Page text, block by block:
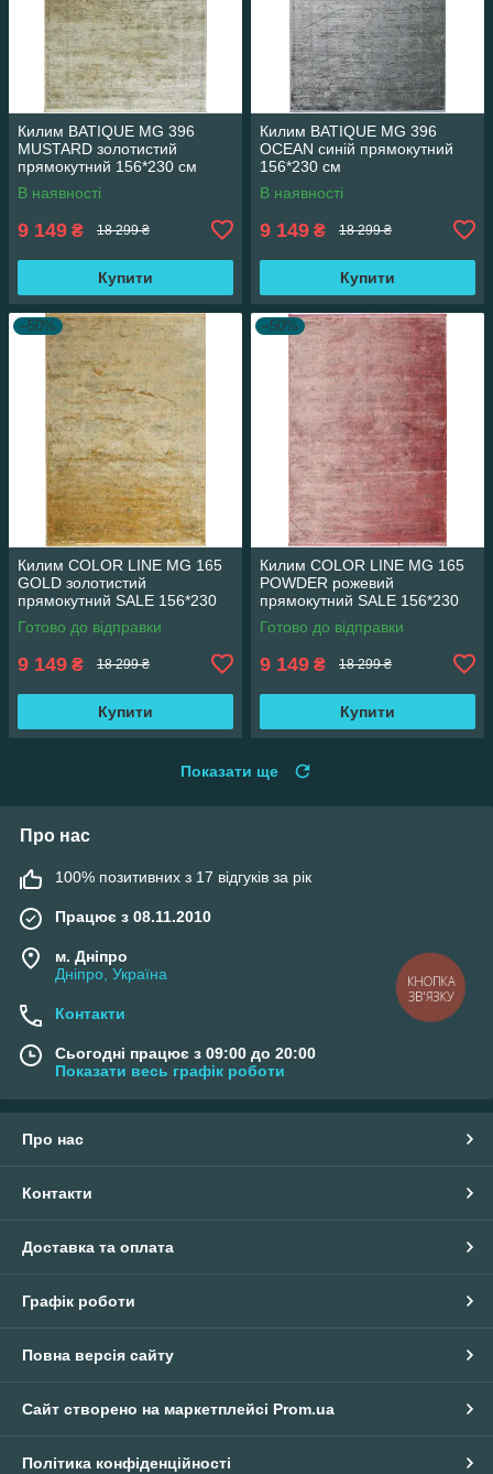
Килим BATIQUE MG 396
MUSTARD золотистий
прямокутний 156*230 см
В наявності
9 149 ₴ 18 299 ₴
Купити
Килим BATIQUE MG 396
OCEAN синій прямокутний
156*230 см
В наявності
9 149 ₴ 18 299 ₴
Купити
–50%
Килим COLOR LINE MG 165
GOLD золотистий
прямокутний SALE 156*230
см
Готово до відправки
9 149 ₴ 18 299 ₴
Купити
–50%
Килим COLOR LINE MG 165
POWDER рожевий
прямокутний SALE 156*230
см
Готово до відправки
9 149 ₴ 18 299 ₴
Купити
Показати ще
Про нас
100% позитивних з 17 відгуків за рік
Працює з 08.11.2010
м. Дніпро
Дніпро, Україна
Контакти
Сьогодні працює з 09:00 до 20:00
Показати весь графік роботи
Про нас
Контакти
Доставка та оплата
Графік роботи
Повна версія сайту
Сайт створено на маркетплейсі Prom.ua
Політика конфіденційності
КНОПКА
ЗВ'ЯЗКУ